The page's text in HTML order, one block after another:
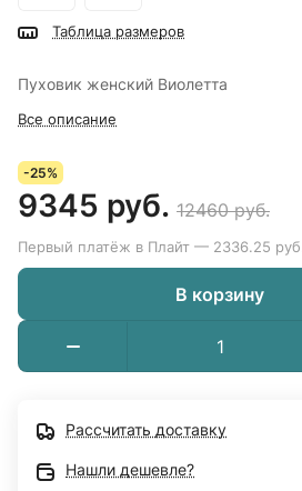
Таблица размеров
Пуховик женский Виолетта
Все описание
-25%
9345 руб. 12460 руб.
Первый платёж в Плайт — 2336.25
В корзину
Рассчитать доставку
Нашли дешевле?